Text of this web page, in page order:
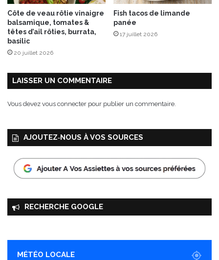
i
o
n
p
o
u
r
v
v
s
d
r
e
s
a
Côte de veau rôtie vinaigre
balsamique, tomates &
têtes d’ail rôties, burrata,
basilic
20 juillet 2026
Fish tacos de limande
panée
17 juillet 2026
LAISSER UN COMMENTAIRE
Vous devez vous connecter pour publier un commentaire.
AJOUTEZ‑NOUS À VOS SOURCES
RECHERCHE GOOGLE
MÉTÉO LOCALE